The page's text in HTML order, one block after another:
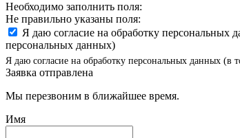
Необходимо заполнить поля:
Не правильно указаны поля:
Я даю согласие на обработку
персональных данных)
Я даю согласие на обработку персональных данных (в
Заявка отправлена
Мы перезвоним в ближайшее время.
Имя